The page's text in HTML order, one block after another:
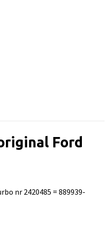
Ford
nr 2420485 = 889939-